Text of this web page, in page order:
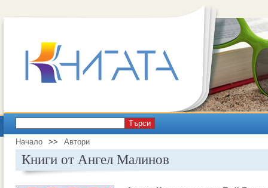
Търси
Начало >> Автори
Книги от Ангел Малинов